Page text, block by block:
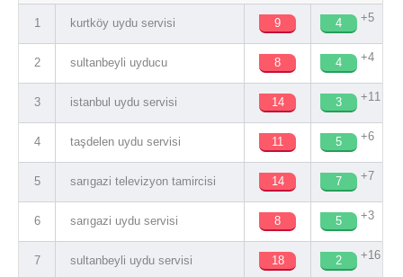
1 kurtköy uydu servisi 9 4 +5
2 sultanbeyli uyducu 8 4 +4
3 istanbul uydu servisi 14 3 +11
4 taşdelen uydu servisi 11 5 +6
5 sarıgazi televizyon tamircisi 14 7 +7
6 sarıgazi uydu servisi 8 5 +3
7 sultanbeyli uydu servisi 18 2 +16